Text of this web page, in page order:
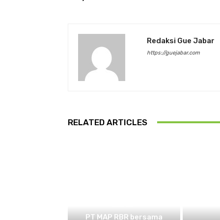
Redaksi Gue Jabar
https://guejabar.com
RELATED ARTICLES
PT MAP RBR bersama